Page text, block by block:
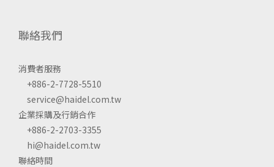
聯絡我們
消費者服務
+886-2-7728-5510
service@haidel.com.tw
企業採購及行銷合作
+886-2-2703-3355
hi@haidel.com.tw
聯絡時間